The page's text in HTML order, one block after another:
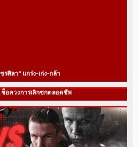
รศิลา” แกร่ง-เก่ง-กล้า
ช็อควงการเลิกชกตลอดชีพ